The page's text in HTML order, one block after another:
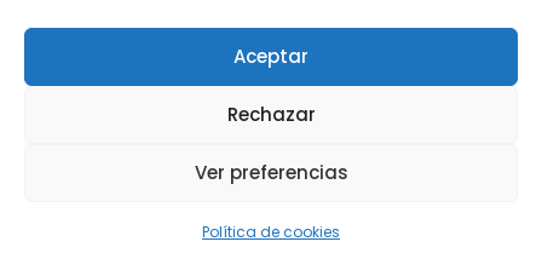
Aceptar
Rechazar
Ver preferencias
Política de cookies
Cookies
Silva SD · 2026 |InFouz